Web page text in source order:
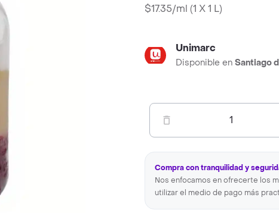
$17.35/ml (1 X 1 L)
Unimarc
Disponible en Santiago
1
Compra con tranquilidad y
Nos enfocamos en ofrecerte los
utilizar el medio de pago más